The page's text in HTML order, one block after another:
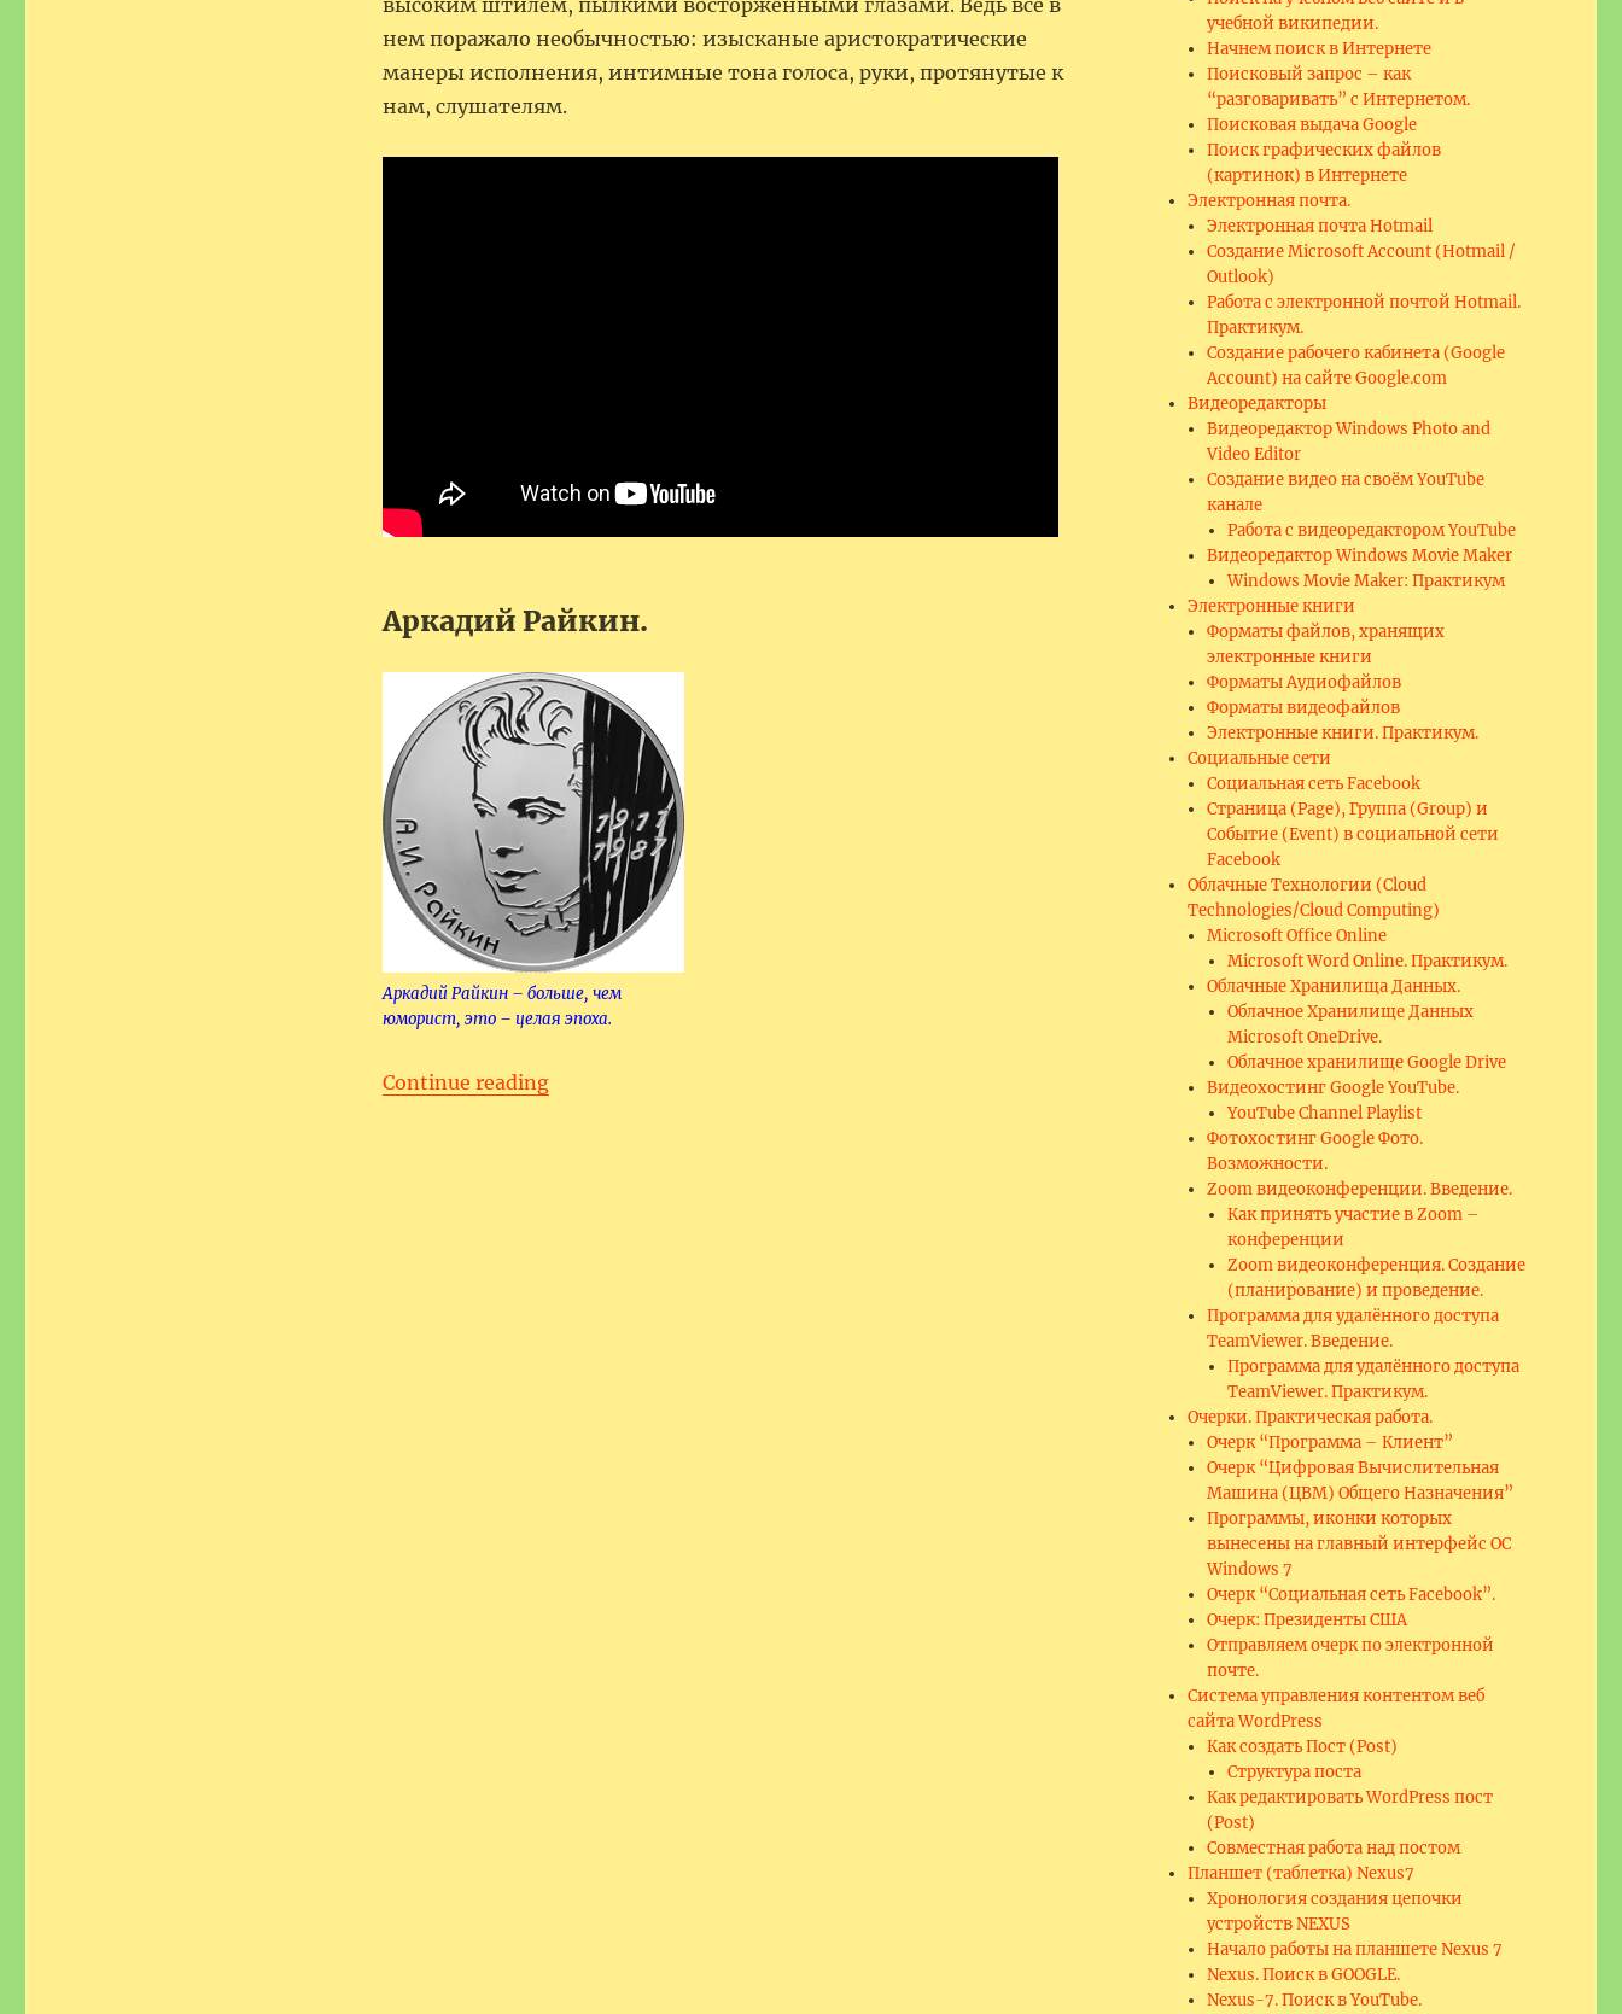
высоким штилем, пылкими восторженными глазами. Ведь все в
нем поражало необычностью: изысканые аристократические
манеры исполнения, интимные тона голоса, руки, протянутые к
нам, слушателям.
Аркадий Райкин.
Аркадий Райкин – больше, чем
юморист, это – целая эпоха.
Continue reading“Мои современники.”
учебной википедии.
Начнем поиск в Интернете
Поисковый запрос – как
“разговаривать” с Интернетом.
Поисковая выдача Google
Поиск графических файлов
(картинок) в Интернете
Электронная почта.
Электронная почта Hotmail
Создание Microsoft Account (Hotmail /
Outlook)
Работа с электронной почтой Hotmail.
Практикум.
Создание рабочего кабинета (Google
Account) на сайте Google.com
Видеоредакторы
Видеоредактор Windows Photo and
Video Editor
Создание видео на своём YouTube
канале
Работа с видеоредактором YouTube
Видеоредактор Windows Movie Maker
Windows Movie Maker: Практикум
Электронные книги
Форматы файлов, хранящих
электронные книги
Форматы Аудиофайлов
Форматы видеофайлов
Электронные книги. Практикум.
Социальные сети
Социальная сеть Facebook
Страница (Page), Группа (Group) и
Событие (Event) в социальной сети
Facebook
Облачные Технологии (Cloud
Technologies/Cloud Computing)
Microsoft Office Online
Microsoft Word Online. Практикум.
Облачные Хранилища Данных.
Облачное Хранилище Данных
Microsoft OneDrive.
Облачное хранилище Google Drive
Видеохостинг Google YouTube.
YouTube Channel Playlist
Фотохостинг Google Фото.
Возможности.
Zoom видеоконференции. Введение.
Как принять участие в Zoom –
конференции
Zoom видеоконференция. Создание
(планирование) и проведение.
Программа для удалённого доступа
TeamViewer. Введение.
Программа для удалённого доступа
TeamViewer. Практикум.
Очерки. Практическая работа.
Очерк “Программа – Клиент”
Очерк “Цифровая Вычислительная
Машина (ЦВМ) Общего Назначения”
Программы, иконки которых
вынесены на главный интерфейс ОС
Windows 7
Очерк “Социальная сеть Facebook”.
Очерк: Президенты США
Отправляем очерк по электронной
почте.
Система управления контентом веб
сайта WordPress
Как создать Пост (Post)
Структура поста
Как редактировать WordPress пост
(Post)
Совместная работа над постом
Планшет (таблетка) Nexus7
Хронология создания цепочки
устройств NEXUS
Начало работы на планшете Nexus 7
Nexus. Поиск в GOOGLE.
Nexus-7. Поиск в YouTube.